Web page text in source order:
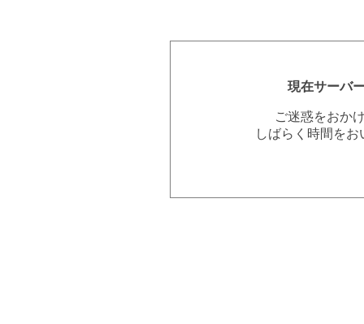
現在サーバ
ご迷惑をおか
しばらく時間を